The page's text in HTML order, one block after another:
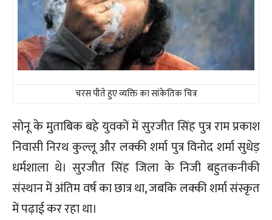
चरस पीते हुए व्यक्ति का सांकेतिक चित्र
सोनू के मुताबिक बहे युवकों में सुरजीत सिंह पुत्र राम प्रकाश
निवासी निरथ कुल्लू और लक्की शर्मा पुत्र विनोद शर्मा सुधेड़
धर्मशाला थे। सुरजीत सिंह जिला के निजी बहुतकनीकी
संस्थान में अंतिम वर्ष का छात्र था, जबकि लक्की शर्मा संस्कृत
में पढ़ाई कर रहा था।